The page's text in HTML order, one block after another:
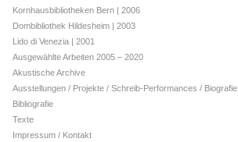
Kornhausbibliotheken Bern | 2006
Dombibliothek Hildesheim | 2003
Lido di Venezia | 2001
Ausgewählte Arbeiten 2005 – 2020
Akustische Archive
Ausstellungen / Projekte / Schreib-Performances / Biografie
Bibliografie
Texte
Impressum / Kontakt